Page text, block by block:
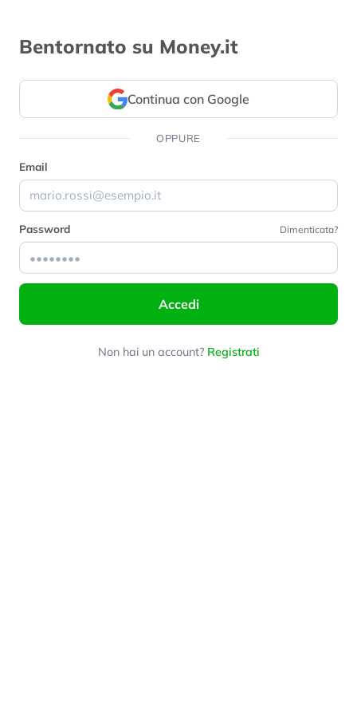
Bentornato su Money.it
Continua con Google
OPPURE
Email
Password Dimenticata?
Accedi
Non hai un account? Registrati